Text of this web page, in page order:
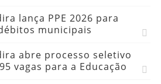
lança PPE 2026 para
municipais
abre processo seletivo
vagas para a Educação